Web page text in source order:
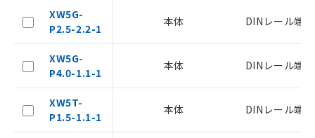
XW5G-
P2.5-2.2-1
本体 DINレール端
XW5G-
P4.0-1.1-1
本体 DINレール端
XW5T-
P1.5-1.1-1
本体 DINレール端